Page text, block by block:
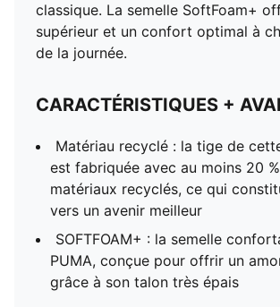
classique. La semelle SoftFoam+
supérieur et un confort optimal à
de la journée.
CARACTÉRISTIQUES +
Matériau recyclé : la tige de
est fabriquée avec au moins 20
matériaux recyclés, ce qui
vers un avenir meilleur
SOFTFOAM+ : la semelle
PUMA, conçue pour offrir un
grâce à son talon très épais